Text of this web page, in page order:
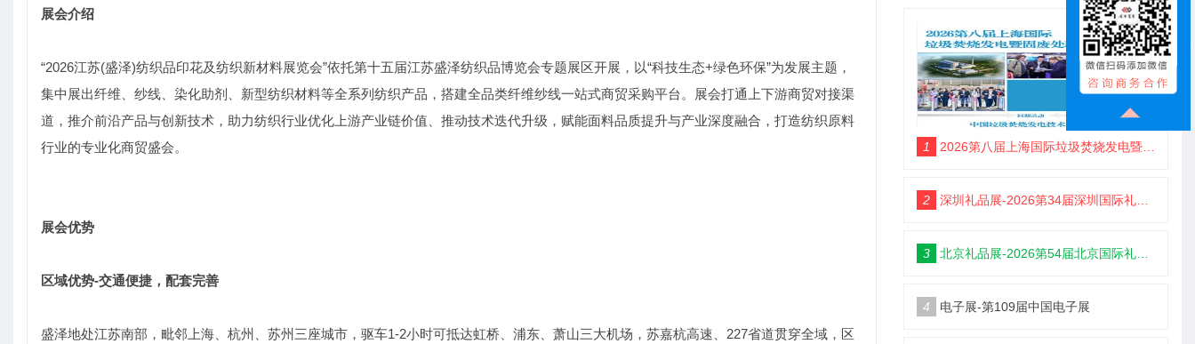
展会介绍
“2026江苏(盛泽)纺织品印花及纺织新材料展览会”依托第十五届江苏盛泽纺织品博览会专题展区开展，以“科技生态+绿色环保”为发展主题，
集中展出纤维、纱线、染化助剂、新型纺织材料等全系列纺织产品，搭建全品类纤维纱线一站式商贸采购平台。展会打通上下游商贸对接渠
道，推介前沿产品与创新技术，助力纺织行业优化上游产业链价值、推动技术迭代升级，赋能面料品质提升与产业深度融合，打造纺织原料
行业的专业化商贸盛会。
展会优势
区域优势‑交通便捷，配套完善
盛泽地处江苏南部，毗邻上海、杭州、苏州三座城市，驱车1‑2小时可抵达虹桥、浦东、萧山三大机场，苏嘉杭高速、227省道贯穿全域，区
1 2026第八届上海国际垃圾焚烧发电暨固废处理技术展览会
2 深圳礼品展-2026第34届深圳国际礼品及家居用品展览会
3 北京礼品展-2026第54届北京国际礼品、赠品及家庭用品展览会
4 电子展-第109届中国电子展